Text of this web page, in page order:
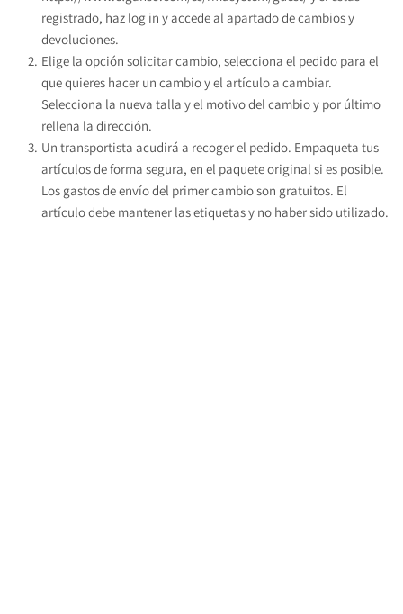
registrado, haz log in y accede al apartado de cambios y
devoluciones.
Elige la opción solicitar cambio, selecciona el pedido para el
que quieres hacer un cambio y el artículo a cambiar.
Selecciona la nueva talla y el motivo del cambio y por último
rellena la dirección.
Un transportista acudirá a recoger el pedido. Empaqueta tus
artículos de forma segura, en el paquete original si es posible.
Los gastos de envío del primer cambio son gratuitos. El